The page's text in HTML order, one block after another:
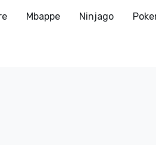
Mbappe Ninjago